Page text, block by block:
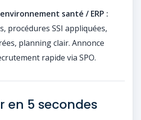
santé / ERP :
procédures SSI appliquées,
planning clair. Annonce
rapide via SPO.
en 5 secondes